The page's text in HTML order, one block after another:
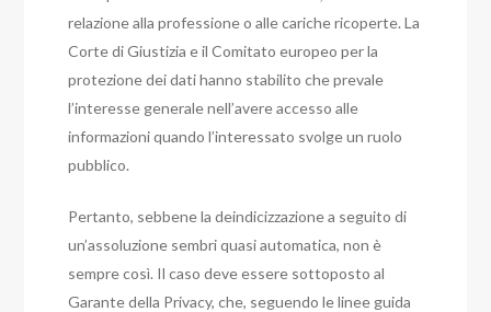
relazione alla professione o alle cariche ricoperte. La
Corte di Giustizia e il Comitato europeo per la
protezione dei dati hanno stabilito che prevale
l’interesse generale nell’avere accesso alle
informazioni quando l’interessato svolge un ruolo
pubblico.
Pertanto, sebbene la deindicizzazione a seguito di
un’assoluzione sembri quasi automatica, non è
sempre così. Il caso deve essere sottoposto al
Garante della Privacy, che, seguendo le linee guida